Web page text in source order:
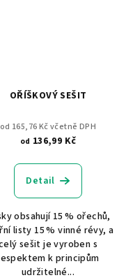
OŘÍŠKOVÝ SEŠIT
od 165,76 Kč včetně DPH
od 136,99 Kč
Detail
obsahují 15 % ořechů,
listy 15 % vinné révy, a
sešit je vyroben s
k principům
udržitelné...